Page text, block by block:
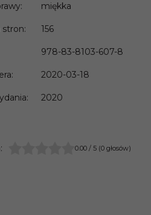
: miękka
stron: 156
978-83-8103-607-8
: 2020-03-18
: 2020
: 0.00 / 5 (0 głosów)